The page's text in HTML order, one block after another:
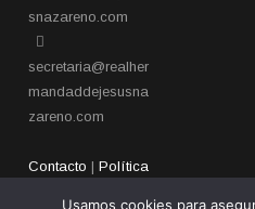
snazareno.com
secretaria@realher
mandaddejesusna
zareno.com
Contacto |Política
Usamos cookies para